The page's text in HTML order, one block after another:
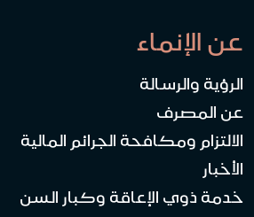
عن الإنماء
الرؤية والرسالة
عن المصرف
الالتزام ومكافحة الجرائم المالية
الأخبار
خدمة ذوي الإعاقة وكبار السن